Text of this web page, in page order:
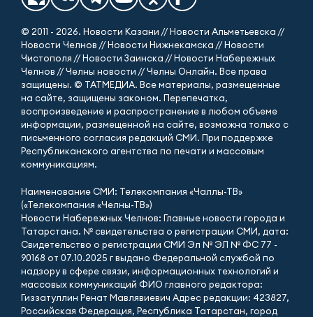
© 2011 - 2026. Новости Казани // Новости Альметьевска //
Новости Челнов // Новости Нижнекамска // Новости
Чистополя // Новости Заинска // Новости Набережных
Челнов // Челны новости // Челны Онлайн. Все права
защищены. © ТАТМЕДИА. Все материалы, размещенные
на сайте, защищены законом. Перепечатка,
воспроизведение и распространение в любом объеме
информации, размещенной на сайте, возможна только с
письменного согласия редакций СМИ. При поддержке
Республиканского агентства по печати и массовым
коммуникациям.
Наименование СМИ: Телекомпания «Чаллы-ТВ»
(«Телекомпания «Челны-ТВ»)
Новости Набережных Челнов: Главные новости города и
Татарстана. № свидетельства о регистрации СМИ, дата:
Свидетельство о регистрации СМИ Эл № ЭЛ № ФС 77 -
90168 от 07.10.2025 г выдано Федеральной службой по
надзору в сфере связи, информационных технологий и
массовых коммуникаций ФИО главного редактора:
Гиззатуллин Ренат Мавлявиевич Адрес редакции: 423827,
Российская Федерация, Республика Татарстан, город